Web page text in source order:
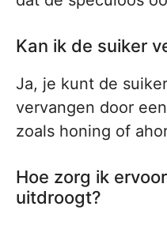
Kan ik de suiker
Ja, je kunt de
vervangen door
zoals honing of
Hoe zorg ik
uitdroogt?